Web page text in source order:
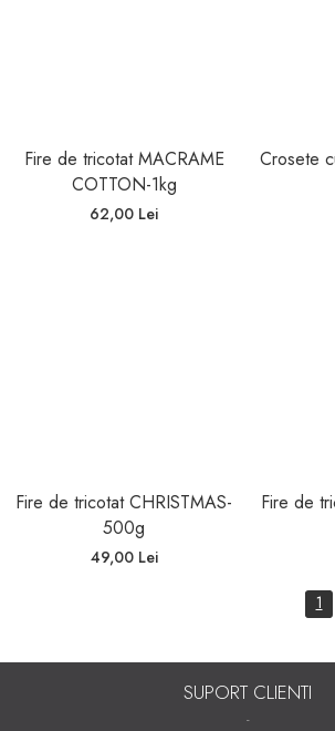
Fire de tricotat MACRAME
COTTON-1kg
62,00 Lei
Crosete
Fire de tricotat CHRISTMAS-
500g
49,00 Lei
Fire de
1
SUPORT CLIENTI
-